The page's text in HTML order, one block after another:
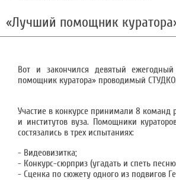
«Лучший помощник
Вот и закончился девятый
помощник куратора» проводимый
Участие в конкурсе принимали 8 команд
и институтов вуза. Помощники
состязались в трех испытаниях:
- Видеовизитка;
- Конкурс-сюрприз (угадать и спеть
- Сценка по сюжету одного из подвигов